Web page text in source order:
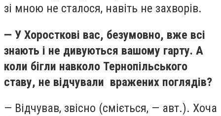
зі мною не сталося, навіть не захворів.
— У Хоросткові вас, безумовно, вже всі
знають і не дивуються вашому гарту. А
коли бігли навколо Тернопільського
ставу, не відчували вражених поглядів?
— Відчував, звісно (сміється, — авт.). Хоча